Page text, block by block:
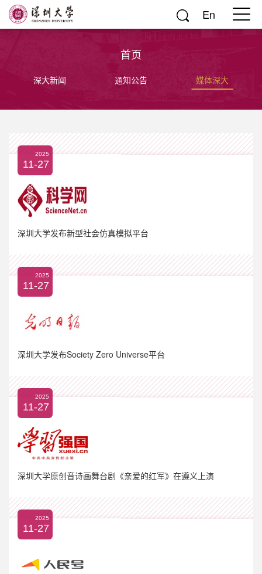
En
首页
深大新闻 通知公告 媒体深大
2025
11-27
深圳大学发布新型社会仿真模拟平台
2025
11-27
深圳大学发布Society Zero Universe平台
2025
11-27
深圳大学原创音诗画舞台剧《亲爱的红军》在遵义上演
2025
11-27